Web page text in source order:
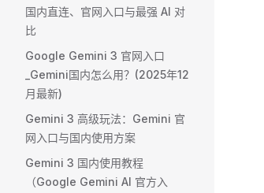
国内直连、官网入口与最强 AI 对
比
Google Gemini 3 官网入口
_Gemini国内怎么用？(2025年12
月最新)
Gemini 3 高级玩法：Gemini 官
网入口与国内使用方案
Gemini 3 国内使用教程
（Google Gemini AI 官方入